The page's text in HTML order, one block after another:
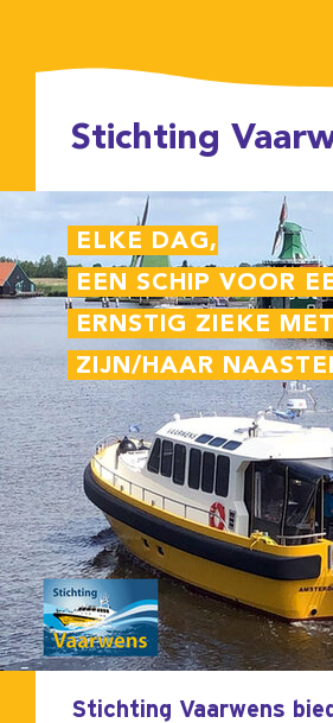
Stichting
ELKE DAG,
EEN SCHIP VOOR
ERNSTIG ZIEKE MET
ZIJN/HAAR
Stichting Vaarwens